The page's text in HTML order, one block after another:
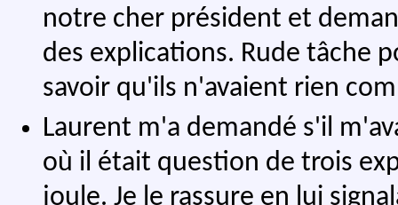
notre cher président et
des explications. Rude tâche
savoir qu'ils n'avaient rien
Laurent m'a demandé s'il
où il était question de trois
joule. Je le rassure en lui